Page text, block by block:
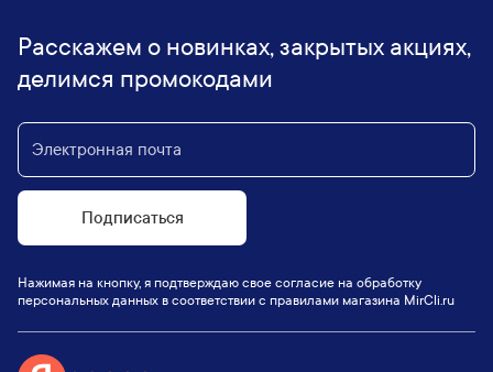
Расскажем о новинках, закрытых акциях,
делимся промокодами
Подписаться
Нажимая на кнопку, я подтверждаю свое согласие на обработку
персональных данных в соответствии с правилами магазина MirCli.ru